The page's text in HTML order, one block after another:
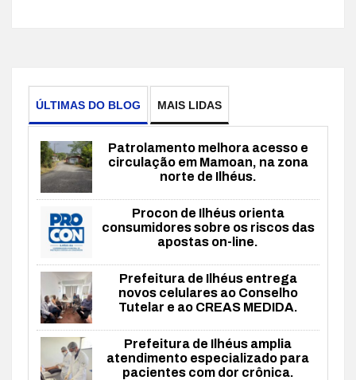
ÚLTIMAS DO BLOG MAIS LIDAS
Patrolamento melhora acesso e
circulação em Mamoan, na zona
norte de Ilhéus.
Procon de Ilhéus orienta
consumidores sobre os riscos das
apostas on-line.
Prefeitura de Ilhéus entrega
novos celulares ao Conselho
Tutelar e ao CREAS MEDIDA.
Prefeitura de Ilhéus amplia
atendimento especializado para
pacientes com dor crônica.